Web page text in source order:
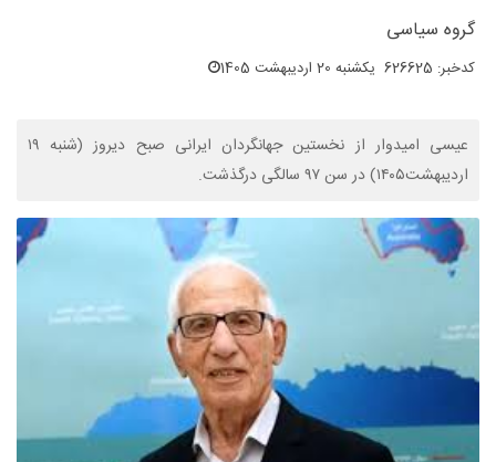
گروه سیاسی
کدخبر: 626625 یکشنبه 20 اردیبهشت 1405
عیسی امیدوار از نخستین جهانگردان ایرانی صبح دیروز (شنبه ۱۹
اردیبهشت۱۴۰۵) در سن ۹۷ سالگی درگذشت.